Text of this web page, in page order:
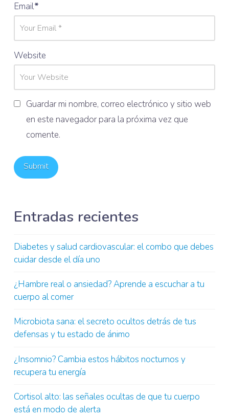
Email*
Website
Guardar mi nombre, correo electrónico y sitio web
en este navegador para la próxima vez que
comente.
Entradas recientes
Diabetes y salud cardiovascular: el combo que debes
cuidar desde el día uno
¿Hambre real o ansiedad? Aprende a escuchar a tu
cuerpo al comer
Microbiota sana: el secreto ocultos detrás de tus
defensas y tu estado de ánimo
¿Insomnio? Cambia estos hábitos nocturnos y
recupera tu energía
Cortisol alto: las señales ocultas de que tu cuerpo
está en modo de alerta